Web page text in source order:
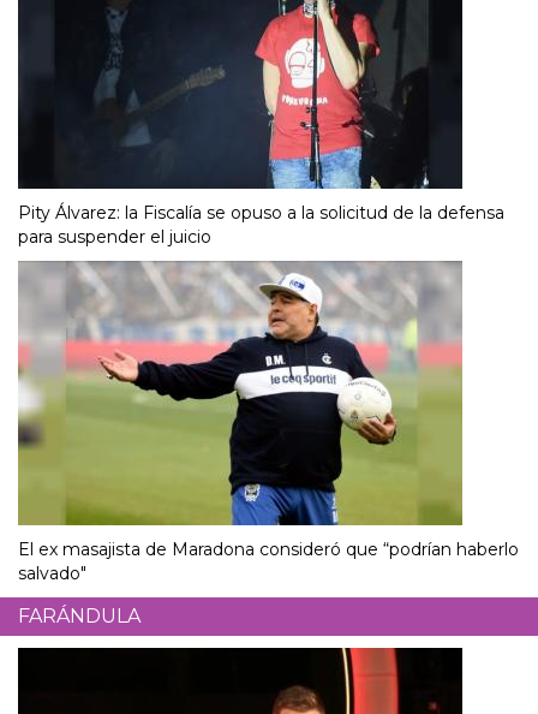
Pity Álvarez: la Fiscalía se opuso a la solicitud de la defensa
para suspender el juicio
El ex masajista de Maradona consideró que “podrían haberlo
salvado"
FARÁNDULA